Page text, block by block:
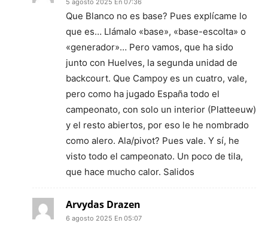
5 agosto 2025 En 07:36
Que Blanco no es base? Pues explícame lo
que es… Llámalo «base», «base-escolta» o
«generador»… Pero vamos, que ha sido
junto con Huelves, la segunda unidad de
backcourt. Que Campoy es un cuatro, vale,
pero como ha jugado España todo el
campeonato, con solo un interior (Platteeuw)
y el resto abiertos, por eso le he nombrado
como alero. Ala/pivot? Pues vale. Y sí, he
visto todo el campeonato. Un poco de tila,
que hace mucho calor. Salidos
Arvydas Drazen
6 agosto 2025 En 05:07